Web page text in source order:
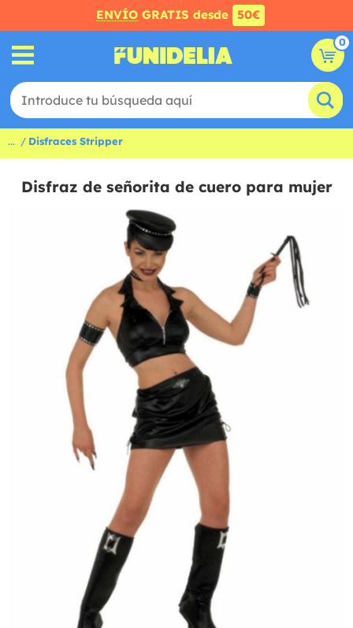
ENVÍO GRATIS desde 50€
0
... Disfraces Stripper
Disfraz de señorita de cuero para mujer